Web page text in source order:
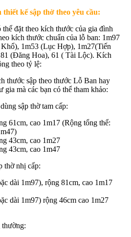
kế sập thờ theo yêu cầu:
đặt theo kích thước của gia đình
kích thước chuẩn của lỗ ban: 1m97
1m53 (Lục Hợp), 1m27(Tiến
(Đăng Hoa), 61 ( Tài Lộc). Kích
theo tỷ lệ:
thước sập theo thước Lỗ Ban hay
gia mà các bạn có thể tham khảo:
sập thờ tam cấp:
61cm, cao 1m17 (Rộng tổng thể:
43cm, cao 1m27
43cm, cao 1m47
thờ nhị cấp:
dài 1m97), rộng 81cm, cao 1m17
dài 1m97) rộng 46cm cao 1m27
thường: